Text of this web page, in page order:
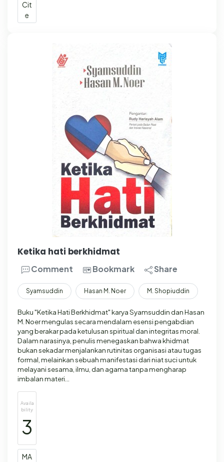
Cit
e
Ketika hati berkhidmat
Comment Bookmark Share
Syamsuddin Hasan M. Noer M. Shopiuddin
Buku "Ketika Hati Berkhidmat" karya Syamsuddin dan Hasan
M. Noer mengulas secara mendalam esensi pengabdian
yang berakar pada ketulusan spiritual dan integritas moral.
Dalam narasinya, penulis menegaskan bahwa khidmat
bukan sekadar menjalankan rutinitas organisasi atau tugas
formal, melainkan sebuah manifestasi dari niat suci untuk
melayani sesama, ilmu, dan agama tanpa mengharap
imbalan materi…
Availa
bility
3
MA